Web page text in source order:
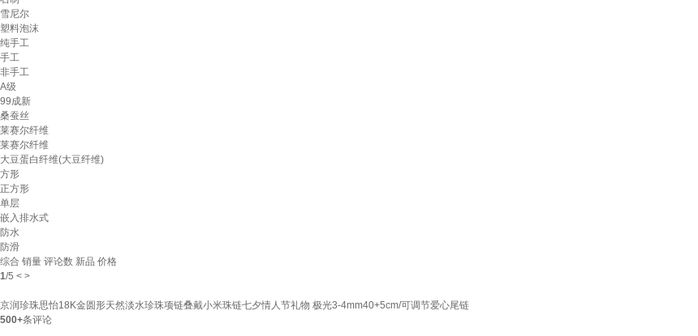
雪尼尔
塑料泡沫
纯手工
手工
非手工
A级
99成新
桑蚕丝
莱赛尔纤维
莱赛尔纤维
大豆蛋白纤维(大豆纤维)
方形
正方形
单层
嵌入排水式
防水
防滑
综合 销量 评论数 新品 价格
1/5 < >
京润珍珠思怡18K金圆形天然淡水珍珠项链叠戴小米珠链七夕情人节礼物 极光3-4mm40+5cm/可调节爱心尾链
500+条评论